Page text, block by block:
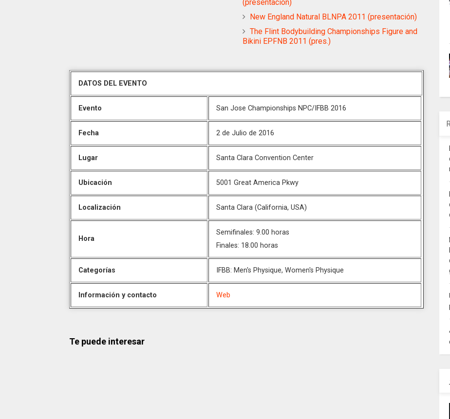
(presentación)
New England Natural BLNPA 2011 (presentación)
The Flint Bodybuilding Championships Figure and
Bikini EPFNB 2011 (pres.)
DATOS DEL EVENTO
Evento San Jose Championships NPC/IFBB 2016
Fecha 2 de Julio de 2016
Lugar Santa Clara Convention Center
Ubicación 5001 Great America Pkwy
Localización Santa Clara (California, USA)
Hora
Semifinales: 9.00 horas
Finales: 18.00 horas
Categorías IFBB: Men's Physique, Women's Physique
Información y contacto Web
Te puede interesar